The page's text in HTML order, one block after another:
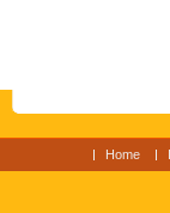
Home